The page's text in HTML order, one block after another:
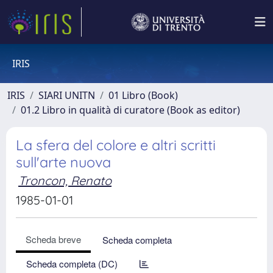
IRIS
IRIS SIARI UNITN
01 Libro (Book)
01.2 Libro in qualità di curatore (Book as editor)
La sfera del colore e altri scritti
sull'arte nuova
Troncon, Renato
1985-01-01
Scheda breve
Scheda completa
Scheda completa (DC)